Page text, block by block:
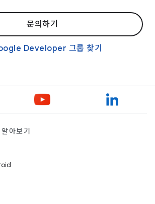
문의하기
Developer 그룹 찾기
아보기